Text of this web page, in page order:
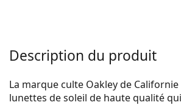
Description du produit
La marque culte Oakley de
lunettes de soleil de haute qualité